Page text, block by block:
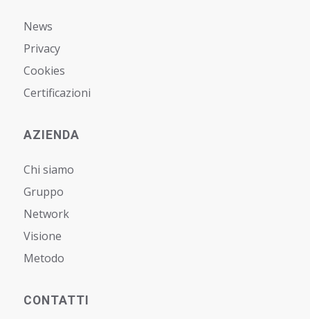
News
Privacy
Cookies
Certificazioni
AZIENDA
Chi siamo
Gruppo
Network
Visione
Metodo
CONTATTI